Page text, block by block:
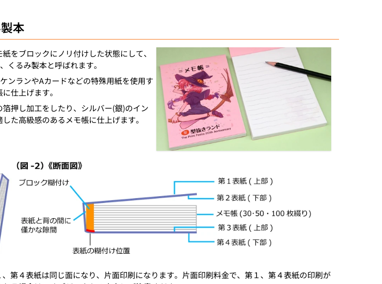
本
をブロックにノリ付けした状態にして、
くるみ製本と呼ばれます。
ンランやAカードなどの特殊用紙を使用す
仕上げます。
押し加工をしたり、シルバー(銀)のイン
た高級感のあるメモ帳に仕上げます。
第４表紙は同じ面になり、片面印刷になります。片面印刷料金で、第１、第４表紙の印刷が